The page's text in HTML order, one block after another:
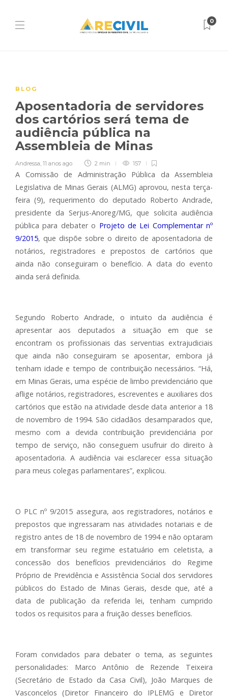
0
BLOG
Aposentadoria de servidores
dos cartórios será tema de
audiência pública na
Assembleia de Minas
Andressa, 11 anos ago 2 min 157
A Comissão de Administração Pública da Assembleia
Legislativa de Minas Gerais (ALMG) aprovou, nesta terça-
feira (9), requerimento do deputado Roberto Andrade,
presidente da Serjus-Anoreg/MG, que solicita audiência
pública para debater o Projeto de Lei Complementar nº
9/2015, que dispõe sobre o direito de aposentadoria de
notários, registradores e prepostos de cartórios que
ainda não conseguiram o benefício. A data do evento
ainda será definida.
Segundo Roberto Andrade, o intuito da audiência é
apresentar aos deputados a situação em que se
encontram os profissionais das serventias extrajudiciais
que ainda não conseguiram se aposentar, embora já
tenham idade e tempo de contribuição necessários. “Há,
em Minas Gerais, uma espécie de limbo previdenciário que
aflige notários, registradores, escreventes e auxiliares dos
cartórios que estão na atividade desde data anterior a 18
de novembro de 1994. São cidadãos desamparados que,
mesmo com a devida contribuição previdenciária por
tempo de serviço, não conseguem usufruir do direito à
aposentadoria. A audiência vai esclarecer essa situação
para meus colegas parlamentares”, explicou.
O PLC nº 9/2015 assegura, aos registradores, notários e
prepostos que ingressaram nas atividades notariais e de
registro antes de 18 de novembro de 1994 e não optaram
em transformar seu regime estatuário em celetista, a
concessão dos benefícios previdenciários do Regime
Próprio de Previdência e Assistência Social dos servidores
públicos do Estado de Minas Gerais, desde que, até a
data de publicação da referida lei, tenham cumprido
todos os requisitos para a fruição desses benefícios.
Foram convidados para debater o tema, as seguintes
personalidades: Marco Antônio de Rezende Teixeira
(Secretário de Estado da Casa Civil), João Marques de
Vasconcelos (Diretor Financeiro do IPLEMG e Diretor